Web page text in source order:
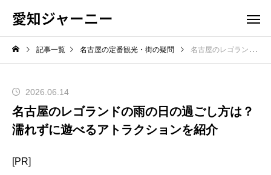
愛知ジャーニー
記事一覧 名古屋の定番観光・街の疑問 名古屋のレゴランドの雨の日の過ごし方は？濡れずに遊べるアトラクションを紹介
2026.06.14
名古屋のレゴランドの雨の日の過ごし方は？
濡れずに遊べるアトラクションを紹介
[PR]